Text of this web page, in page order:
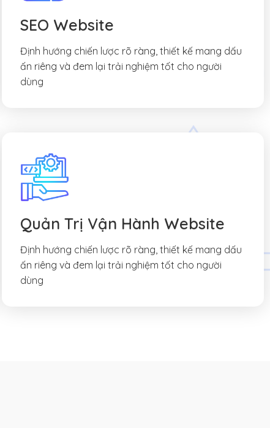
SEO Website
Định hướng chiến lược rõ ràng, thiết kế mang dấu
ấn riêng và đem lại trải nghiệm tốt cho người
dùng
Quản Trị Vận Hành Website
Định hướng chiến lược rõ ràng, thiết kế mang dấu
ấn riêng và đem lại trải nghiệm tốt cho người
dùng